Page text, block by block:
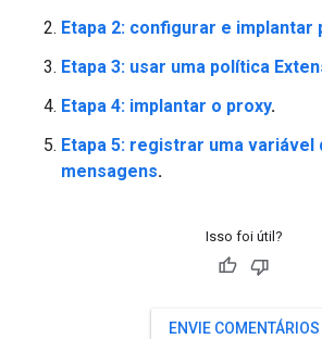
Etapa 2: configurar e implantar
Etapa 3: usar uma política
Etapa 4: implantar o proxy.
Etapa 5: registrar uma variável
mensagens.
Isso foi útil?
ENVIE COMENTÁRIOS